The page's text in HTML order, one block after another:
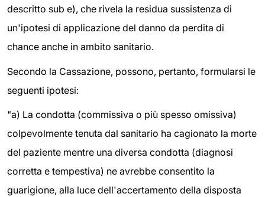
descritto sub e), che rivela la residua sussistenza di
un'ipotesi di applicazione del danno da perdita di
chance anche in ambito sanitario.
Secondo la Cassazione, possono, pertanto, formularsi le
seguenti ipotesi:
"a) La condotta (commissiva o più spesso omissiva)
colpevolmente tenuta dal sanitario ha cagionato la morte
del paziente mentre una diversa condotta (diagnosi
corretta e tempestiva) ne avrebbe consentito la
guarigione, alla luce dell'accertamento della disposta